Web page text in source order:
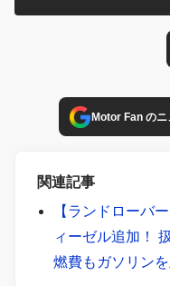
Motor Fan のニ
関連記事
【ランドローバ
ィーゼル追加！
燃費もガソリン